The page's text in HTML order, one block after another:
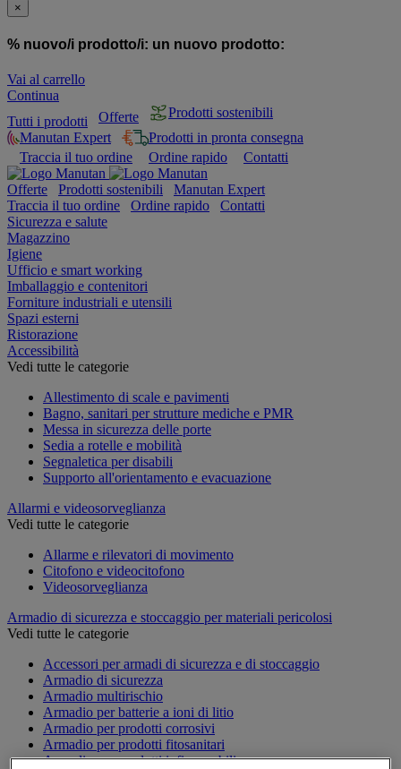
×
% nuovo/i prodotto/i: un nuovo prodotto:
Vai al carrello
Continua
Tutti i prodotti
Offerte
Prodotti sostenibili
Manutan Expert
Prodotti in pronta consegna
Traccia il tuo ordine
Ordine rapido Contatti
Offerte Prodotti sostenibili
Manutan Expert
Traccia il tuo ordine
Ordine rapido
Contatti
Sicurezza e salute
Magazzino
Igiene
Ufficio e smart working
Imballaggio e contenitori
Forniture industriali e utensili
Spazi esterni
Ristorazione
Accessibilità
Vedi tutte le categorie
Allestimento di scale e pavimenti
Bagno, sanitari per strutture mediche e PMR
Messa in sicurezza delle porte
Sedia a rotelle e mobilità
Segnaletica per disabili
Supporto all'orientamento e evacuazione
Allarmi e videosorveglianza
Vedi tutte le categorie
Allarme e rilevatori di movimento
Citofono e videocitofono
Videosorveglianza
Armadio di sicurezza e stoccaggio per materiali pericolosi
Vedi tutte le categorie
Accessori per armadi di sicurezza e di stoccaggio
Armadio di sicurezza
Armadio multirischio
Armadio per batterie a ioni di litio
Armadio per prodotti corrosivi
Armadio per prodotti fitosanitari
Armadio per prodotti infiammabili